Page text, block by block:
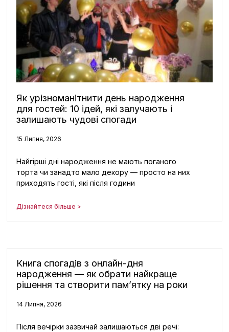
Як урізноманітнити день народження
для гостей: 10 ідей, які залучають і
залишають чудові спогади
15 Липня, 2026
Найгірші дні народження не мають поганого
торта чи занадто мало декору — просто на них
приходять гості, які після години
Дізнайтеся більше >
Книга спогадів з онлайн-дня
народження — як обрати найкраще
рішення та створити пам’ятку на роки
14 Липня, 2026
Після вечірки зазвичай залишаються дві речі: